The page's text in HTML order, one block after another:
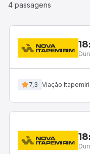
4 passagens
7,3 Viação